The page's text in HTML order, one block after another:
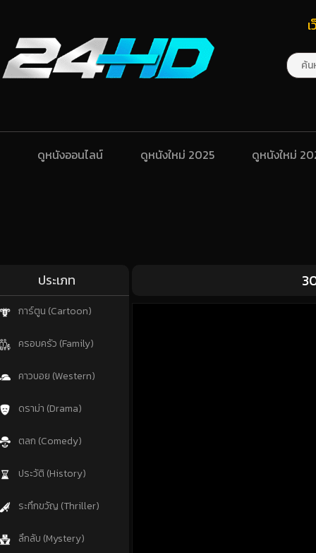
ดูหนังออนไลน์ ดูหนังใหม่ 2025 ดูหนังใหม่
ประเภท
การ์ตูน (Cartoon)
ครอบครัว (Family)
คาวบอย (Western)
ดราม่า (Drama)
ตลก (Comedy)
ประวัติ (History)
ระทึกขวัญ (Thriller)
ลึกลับ (Mystery)